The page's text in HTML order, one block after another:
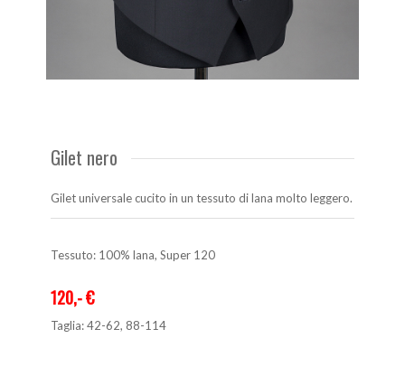
Gilet nero
Gilet universale cucito in un tessuto di lana molto leggero.
Tessuto: 100% lana, Super 120
120,- €
Taglia: 42-62, 88-114